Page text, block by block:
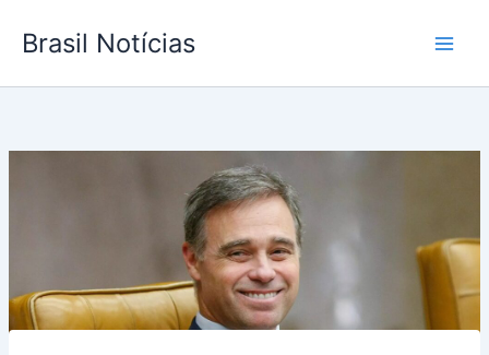
para
conteúdo
Brasil Notícias